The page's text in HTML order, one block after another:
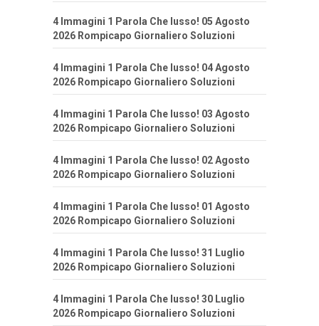
4 Immagini 1 Parola Che lusso! 05 Agosto
2026 Rompicapo Giornaliero Soluzioni
4 Immagini 1 Parola Che lusso! 04 Agosto
2026 Rompicapo Giornaliero Soluzioni
4 Immagini 1 Parola Che lusso! 03 Agosto
2026 Rompicapo Giornaliero Soluzioni
4 Immagini 1 Parola Che lusso! 02 Agosto
2026 Rompicapo Giornaliero Soluzioni
4 Immagini 1 Parola Che lusso! 01 Agosto
2026 Rompicapo Giornaliero Soluzioni
4 Immagini 1 Parola Che lusso! 31 Luglio
2026 Rompicapo Giornaliero Soluzioni
4 Immagini 1 Parola Che lusso! 30 Luglio
2026 Rompicapo Giornaliero Soluzioni